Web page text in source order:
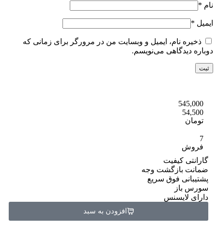
نام *
ایمیل *
ذخیره نام، ایمیل و وبسایت من در مرورگر برای زمانی که
دوباره دیدگاهی می‌نویسم.
545,000
54,500
تومان
7
فروش
گارانتی کیفیت
ضمانت بازگشت وجه
پشتیبانی فوق سریع
سورس باز
دارای لایسنس
افزودن به سبد